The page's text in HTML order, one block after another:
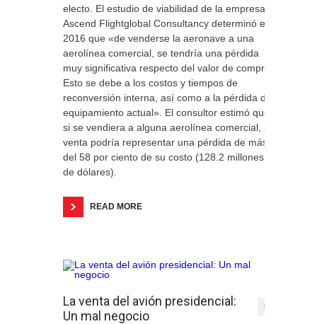
electo. El estudio de viabilidad de la empresa
Ascend Flightglobal Consultancy determinó en
2016 que «de venderse la aeronave a una
aerolínea comercial, se tendría una pérdida
muy significativa respecto del valor de compra.
Esto se debe a los costos y tiempos de
reconversión interna, así como a la pérdida del
equipamiento actual». El consultor estimó que,
si se vendiera a alguna aerolínea comercial, su
venta podría representar una pérdida de más
del 58 por ciento de su costo (128.2 millones
de dólares).
READ MORE
La venta del avión presidencial:
Un mal negocio
0